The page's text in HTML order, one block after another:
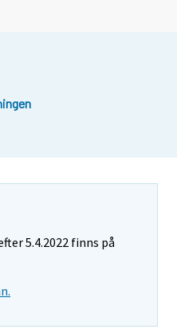
5.4.2022 finns på